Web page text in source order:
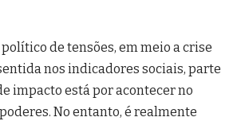
de tensões, em meio a crise
nos indicadores sociais, parte
impacto está por acontecer no
No entanto, é realmente